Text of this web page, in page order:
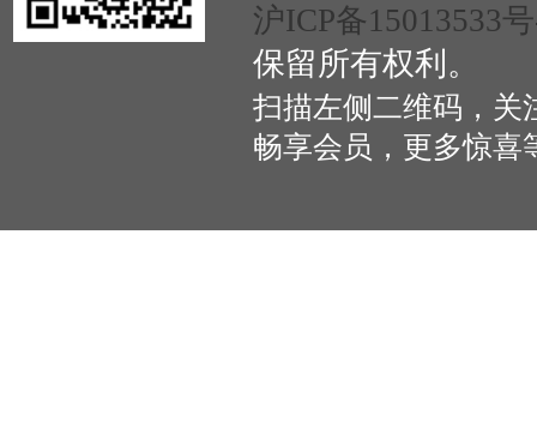
沪ICP备15013533
保留所有权利。
扫描左侧二维码，关
畅享会员，更多惊喜